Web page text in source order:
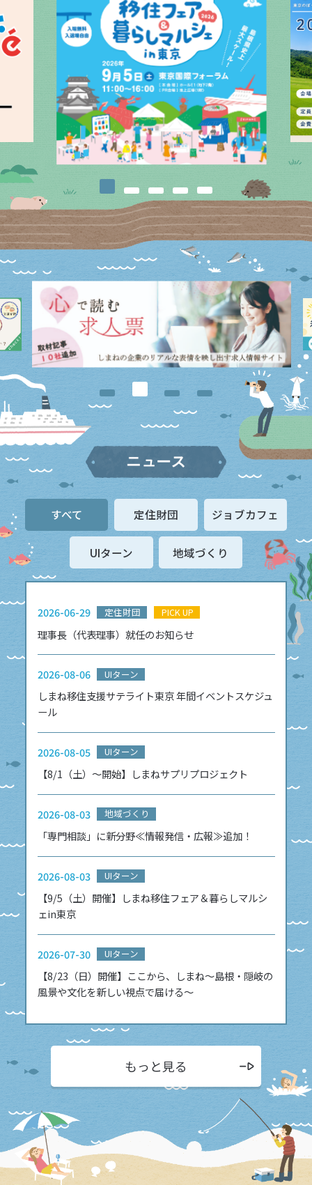
すべて 定住財団 ジョブカフェ
UIターン 地域づくり
2026-06-29 定住財団 PICK UP
理事長（代表理事）就任のお知らせ
2026-08-06 UIターン
しまね移住支援サテライト東京 年間イベントスケジュ
ール
2026-08-05 UIターン
【8/1（土）～開始】しまねサプリプロジェクト
2026-08-03 地域づくり
「専門相談」に新分野≪情報発信・広報≫追加！
2026-08-03 UIターン
【9/5（土）開催】しまね移住フェア＆暮らしマルシ
ェin東京
2026-07-30 UIターン
【8/23（日）開催】ここから、しまね〜島根・隠岐の
風景や文化を新しい視点で届ける〜
もっと見る